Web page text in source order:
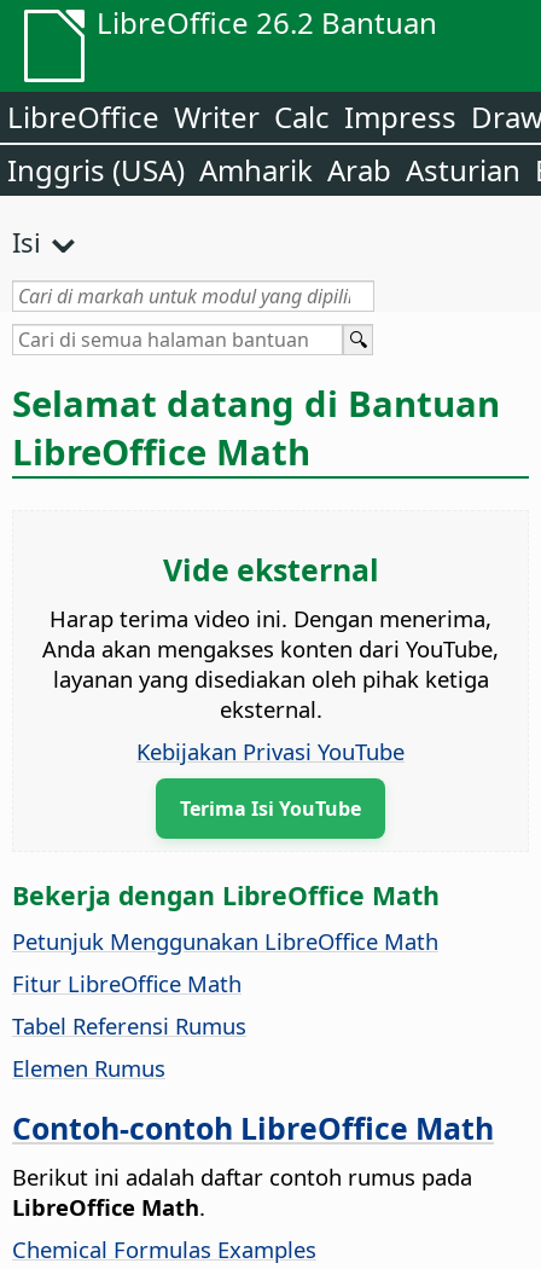
LibreOffice 26.2 Bantuan
LibreOffice Writer Calc Impress
Inggris (USA) Amharik Arab Asturian
Isi
Selamat datang di Bantuan
LibreOffice Math
Vide eksternal
Harap terima video ini. Dengan menerima,
Anda akan mengakses konten dari YouTube,
layanan yang disediakan oleh pihak ketiga
eksternal.
Kebijakan Privasi YouTube
Terima Isi YouTube
Bekerja dengan LibreOffice Math
Petunjuk Menggunakan LibreOffice Math
Fitur LibreOffice Math
Tabel Referensi Rumus
Elemen Rumus
Contoh-contoh LibreOffice Math
Berikut ini adalah daftar contoh rumus pada
LibreOffice Math.
Chemical Formulas Examples